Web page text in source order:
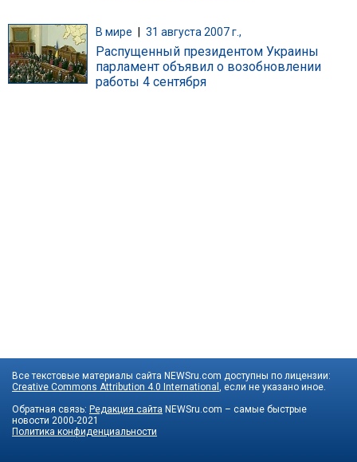
В мире 31 августа 2007 г.,
Распущенный президентом Украины
парламент объявил о возобновлении
работы 4 сентября
Все текстовые материалы сайта NEWSru.com доступны по лицензии:
Creative Commons Attribution 4.0 International , если не указано иное.
Обратная связь: Редакция сайта NEWSru.com – самые быстрые
новости 2000-2021
Политика конфиденциальности